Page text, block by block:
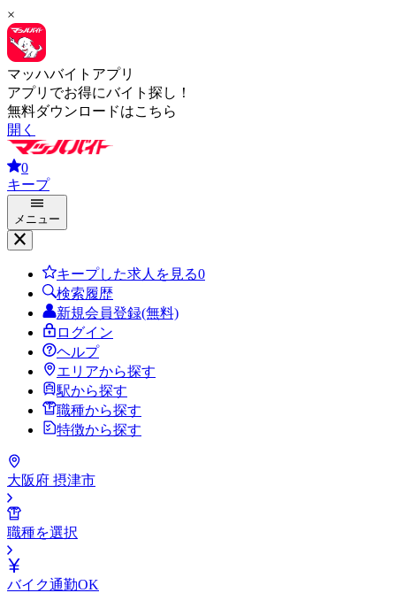
×
マッハバイトアプリ
アプリでお得にバイト探し！
無料ダウンロードはこちら
開く
0
キープ
メニュー
キープした求人を見る0
検索履歴
新規会員登録(無料)
ログイン
ヘルプ
エリアから探す
駅から探す
職種から探す
特徴から探す
大阪府 摂津市
職種を選択
バイク通勤OK